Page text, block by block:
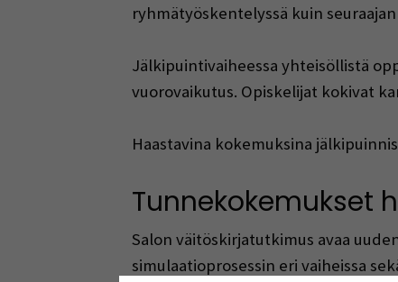
ryhmätyöskentelyssä kuin seuraajan
Jälkipuintivaiheessa yhteisöllistä
vuorovaikutus. Opiskelijat kokivat
Haastavina kokemuksina
Tunnekokemukset
Salon väitöskirjatutkimus avaa
simulaatioprosessin eri vaiheissa